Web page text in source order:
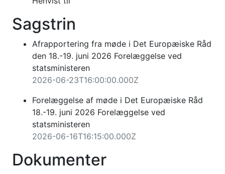
Sagstrin
Afrapportering fra møde i Det Europæiske Råd
den 18.-19. juni 2026 Forelæggelse ved
statsministeren
2026-06-23T16:00:00.000Z
Forelæggelse af møde i Det Europæiske Råd
18.-19. juni 2026 Forelæggelse ved
statsministeren
2026-06-16T16:15:00.000Z
Dokumenter